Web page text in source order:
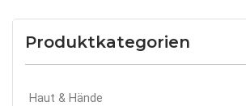
Produktkategorien
Haut & Hände